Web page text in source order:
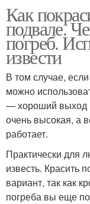
Как
подвале.
погреб.
извести
В том случае,
можно
— хороший выход
очень высокая, а
работает.
Практически для
известь. Красить
вариант, так как
погреба вы еще